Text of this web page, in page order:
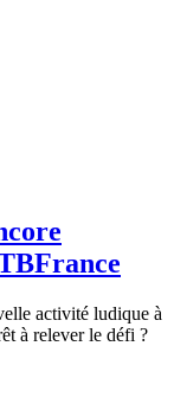
activité ludique à
à relever le défi ?